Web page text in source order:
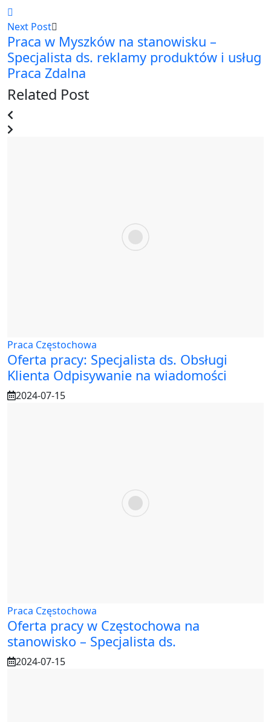
Next Post
Praca w Myszków na stanowisku –
Specjalista ds. reklamy produktów i usług
Praca Zdalna
Related Post
Praca Częstochowa
Oferta pracy: Specjalista ds. Obsługi
Klienta Odpisywanie na wiadomości
2024-07-15
Praca Częstochowa
Oferta pracy w Częstochowa na
stanowisko – Specjalista ds.
2024-07-15